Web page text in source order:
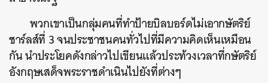
พวกเขาเป็นกลุ่มคนที่ทำป้ายบิลบอร์ดไม่เอากษัตริย์
ชาร์ลส์ที่ 3 จนประชาชนคนทั่วไปที่มีความคิดเห็นเหมือน
กัน นำประโยคดังกล่าวไปเขียนแล้วประท้วงเวลาที่กษัตริย์
อังกฤษเสด็จพระราชดำเนินไปยังที่ต่างๆ